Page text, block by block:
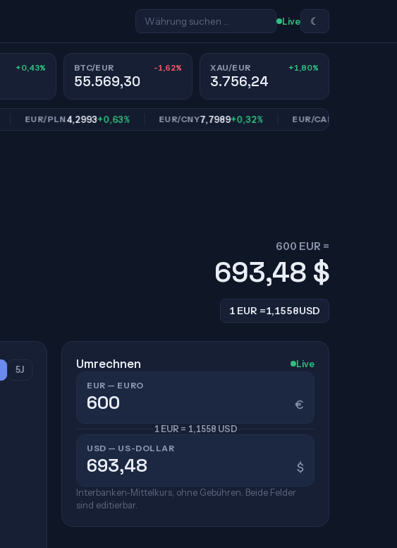
Live ☾
+0,43% BTC/EUR -1,62%
55.569,30
XAU/EUR +1,80%
3.756,24
EUR/PLN4,2993+0,63% EUR/CNY7,7989+0,32% EUR/CAD1,6113
600 EUR =
693,48 $
1 EUR =1,1558USD
5J Umrechnen Live
EUR — EURO
€
1 EUR = 1,1558 USD
USD — US-DOLLAR
$
Interbanken-Mittelkurs, ohne Gebühren. Beide Felder
sind editierbar.